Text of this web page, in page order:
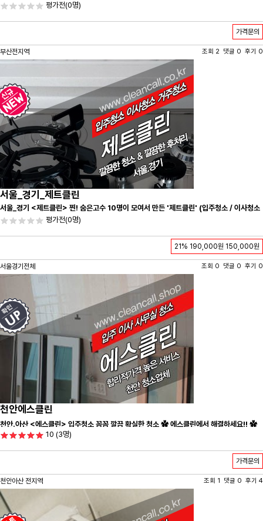
평가전(0명)
가격문의
부산전지역 조회 2 댓글 0 후기 0
서울_경기_제트클린
서울_경기 <제트클린> 찐! 숨은고수 10명이 모여서 만든 '제트클린' (입주청소 / 이사청소
/ 줄눈시공) 항상 꼼꼼하게 친절하게 응대하겠습니다^-^
평가전(0명)
21% 190,000원 150,000원
서울경기전체 조회 0 댓글 0 후기 0
천안에스클린
천안.아산 <에스클린> 입주청소 꼼꼼 깔끔 확실한 청소 ✿ 에스클린에서 해결하세요!! ✿
10 (3명)
가격문의
천안아산 전지역 조회 1 댓글 0 후기 4